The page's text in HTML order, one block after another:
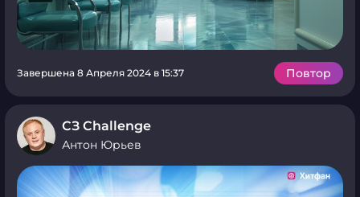
Завершена 8 Апреля 2024 в 15:37 Повтор
СЗ Challenge
Антон Юрьев